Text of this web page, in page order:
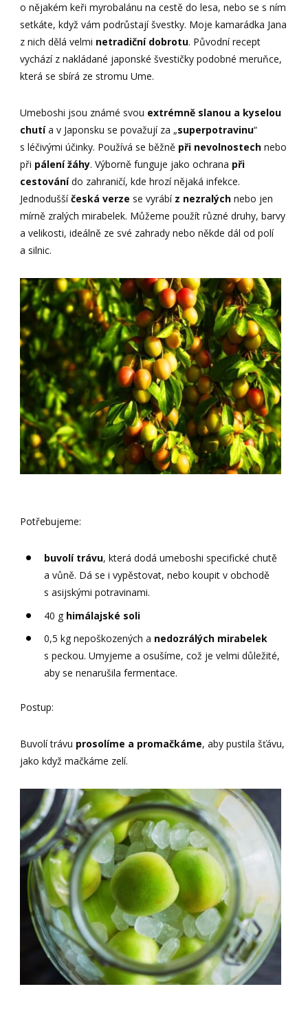
o nějakém keři myrobalánu na cestě do lesa, nebo se s ním
setkáte, když vám podrůstají švestky. Moje kamarádka Jana
z nich dělá velmi netradiční dobrotu. Původní recept
vychází z nakládané japonské švestičky podobné meruňce,
která se sbírá ze stromu Ume.
Umeboshi jsou známé svou extrémně slanou a kyselou
chutía v Japonsku se považují za „superpotravinu“
s léčivými účinky. Používá se běžně při nevolnostech nebo
při pálení žáhy. Výborně funguje jako ochrana při
cestovánído zahraničí, kde hrozí nějaká infekce.
Jednoduššíčeská verze se vyrábí z nezralých nebo jen
mírně zralých mirabelek. Můžeme použít různé druhy, barvy
a velikosti, ideálně ze své zahrady nebo někde dál od polí
a silnic.
Potřebujeme:
buvolí trávu, která dodá umeboshi specifické chutě
a vůně. Dá se i vypěstovat, nebo koupit v obchodě
s asijskými potravinami.
40 g himálajské soli
0,5 kg nepoškozených a nedozrálých mirabelek
s peckou. Umyjeme a osušíme, což je velmi důležité,
aby se nenarušila fermentace.
Postup:
Buvolí trávu prosolíme a promačkáme, aby pustila šťávu,
jako když mačkáme zelí.